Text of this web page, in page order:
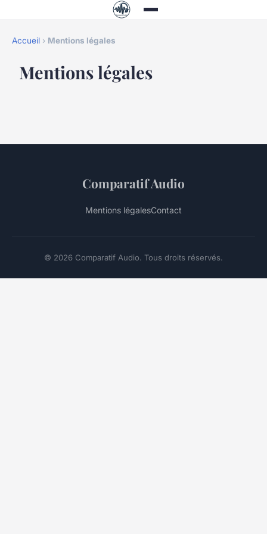
Accueil › Mentions légales
Mentions légales
Comparatif Audio
Mentions légalesContact
© 2026 Comparatif Audio. Tous droits réservés.